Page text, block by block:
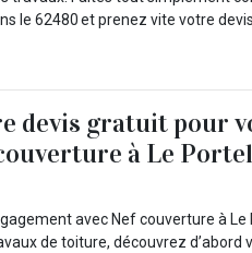
le 62480 et prenez vite votre
devis gratuit pour
à Le
avec Nef couverture à Le
de toiture, découvrez d’abord